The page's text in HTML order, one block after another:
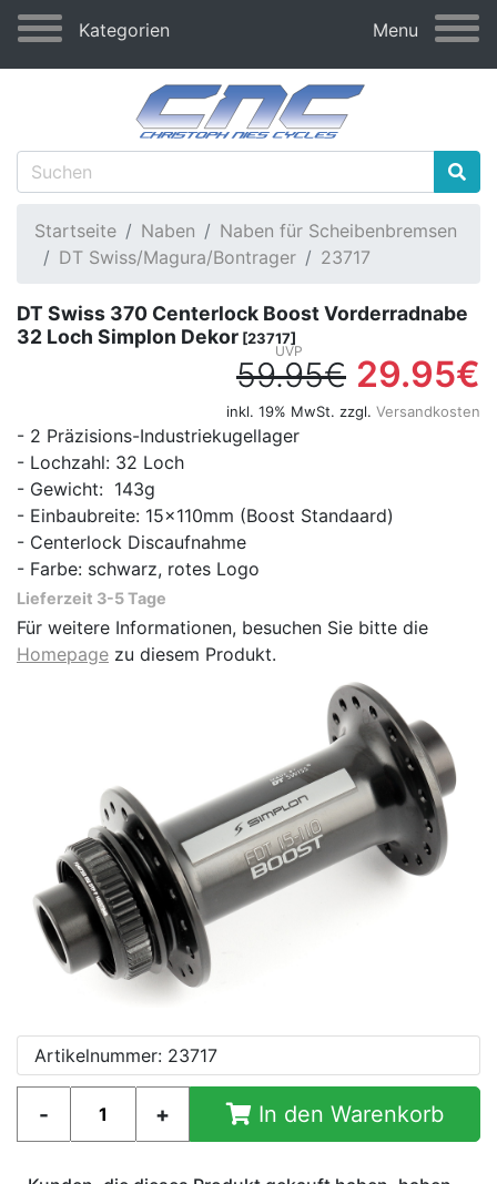
Kategorien Menu
Startseite Naben
Naben für Scheibenbremsen
DT Swiss/Magura/Bontrager
23717
DT Swiss 370 Centerlock Boost Vorderradnabe
32 Loch Simplon Dekor [23717]
59.95€ 29.95€
inkl. 19% MwSt. zzgl. Versandkosten
- 2 Präzisions-Industriekugellager
- Lochzahl: 32 Loch
- Gewicht: 143g
- Einbaubreite: 15x110mm (Boost Standaard)
- Centerlock Discaufnahme
- Farbe: schwarz, rotes Logo
Lieferzeit 3-5 Tage
Für weitere Informationen, besuchen Sie bitte die
Homepage zu diesem Produkt.
Artikelnummer: 23717
In den Warenkorb